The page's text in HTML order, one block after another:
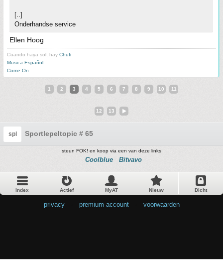
[..]
Onderhandse service
Ellen Hoog
Cuando haya sol, hay Chufi
Musica Español
Come On
1 2 3 4 5 6 7 8 9 10 11
12 13
spl Sportlepeltopic # 65
steun FOK! en koop via een van deze links
Coolblue Bitvavo
Index Actief MyAT Nieuw Dicht
privacy premium account voorwaarden